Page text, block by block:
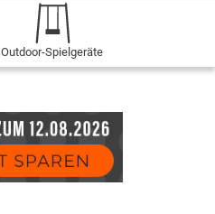
Outdoor-Spielgeräte